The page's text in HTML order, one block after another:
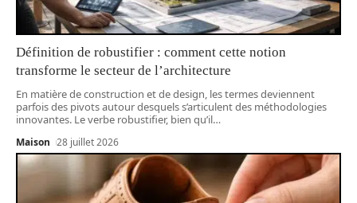
Définition de robustifier : comment cette notion
transforme le secteur de l’architecture
En matière de construction et de design, les termes deviennent
parfois des pivots autour desquels s’articulent des méthodologies
innovantes. Le verbe robustifier, bien qu’il…
Maison 28 juillet 2026